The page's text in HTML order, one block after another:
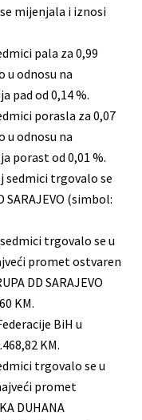
mijenjala i iznosi
pala za 0,99
u odnosu na
pad od 0,14 %.
porasla za 0,07
u odnosu na
porast od 0,01 %.
sedmici trgovalo se
(simbol:
trgovalo se u
promet ostvaren
DD SARAJEVO
KM.
BiH u
KM.
trgovalo se u
promet
DUHANA